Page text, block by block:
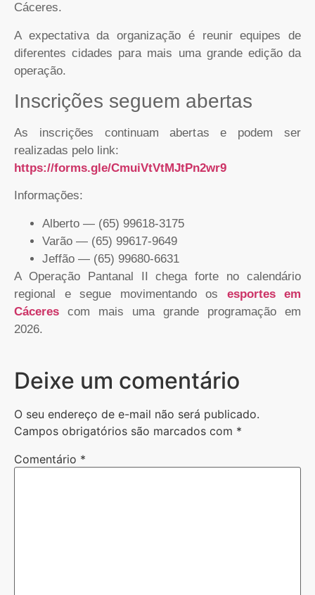
Cáceres.
A expectativa da organização é reunir equipes de
diferentes cidades para mais uma grande edição da
operação.
Inscrições seguem abertas
As inscrições continuam abertas e podem ser
realizadas pelo link:
https://forms.gle/CmuiVtVtMJtPn2wr9
Informações:
Alberto — (65) 99618-3175
Varão — (65) 99617-9649
Jeffão — (65) 99680-6631
A Operação Pantanal II chega forte no calendário
regional e segue movimentando os esportes em
Cáceres com mais uma grande programação em
2026.
Deixe um comentário
O seu endereço de e-mail não será publicado.
Campos obrigatórios são marcados com *
Comentário *